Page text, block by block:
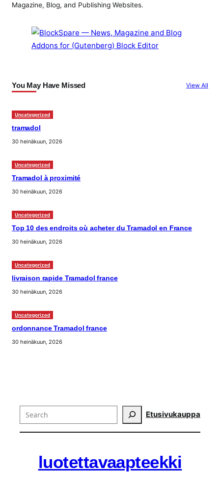
Magazine, Blog, and Publishing Websites.
You May Have Missed View All
Uncategorized
tramadol
30 heinäkuun, 2026
Uncategorized
Tramadol à proximité
30 heinäkuun, 2026
Uncategorized
Top 10 des endroits où acheter du Tramadol en France
30 heinäkuun, 2026
Uncategorized
livraison rapide Tramadol france
30 heinäkuun, 2026
Uncategorized
ordonnance Tramadol france
30 heinäkuun, 2026
Search Etusivukauppa
luotettavaapteekki